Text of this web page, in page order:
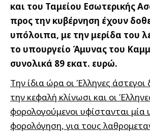
και του Ταμείου Εσωτερικής
προς την κυβέρνηση έχουν
υπόλοιπα, με την μερίδα του
το υπουργείο Άμυνας του
συνολικά 89 εκατ. ευρώ.
Την ίδια ώρα οι Έλληνες άστεγοι
την κεφαλή κλίνωσι και οι
φορολογούμενοι υφίστανται μία
φορολόγηση, για τους